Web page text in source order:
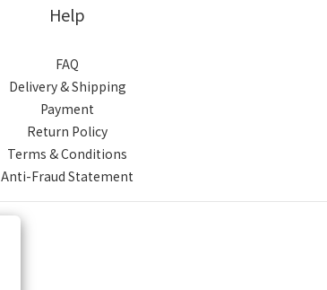
Help
FAQ
Delivery & Shipping
Payment
Return Policy
Terms & Conditions
Anti-Fraud Statement